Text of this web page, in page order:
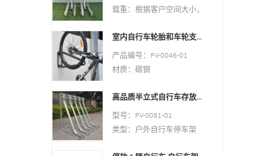
包装尺寸：6pcs/ctn
载重：根据客户空间大小，
尺寸：W1977*D1130（取决
于您的停车位）*H2500mm
表面处理：粉末涂层、热镀
包装尺寸：
室内自行车轮胎和车轮支架壁架车库挂钩
产品编号：PV-0046-01
材质：碳钢
制。
最小起订量：100PCS
港口：上海
高品质半立式自行车存放架户外自行车停车架
型号：PV-0081-01
类型：户外自行车停车架